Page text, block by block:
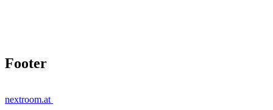
Footer
nextroom.at